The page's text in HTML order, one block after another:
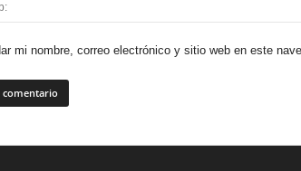
mi nombre, correo electrónico y sitio web en este